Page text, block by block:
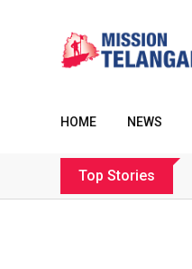
HOME NEWS
Top Stories